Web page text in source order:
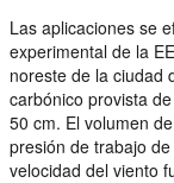
Las aplicaciones se
experimental de la
noreste de la ciudad
carbónico provista
50 cm. El volumen
presión de trabajo
velocidad del viento